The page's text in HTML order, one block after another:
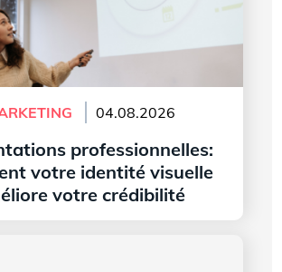
04.08.2026
professionnelles:
votre identité visuelle
votre crédibilité